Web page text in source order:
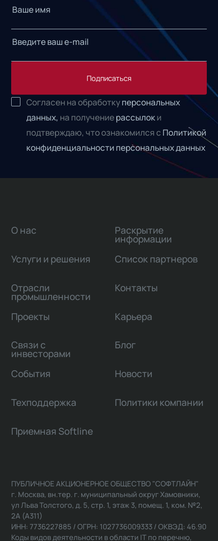
Подписаться
Согласен на обработкуперсональных
данных, на получениерассылоки
подтверждаю, что ознакомился с Политикой
конфиденциальности персональных данных
О нас
Услуги и решения
Отрасли
промышленности
Проекты
Связи с
инвесторами
Раскрытие
информации
Список партнеров
Контакты
Карьера
Блог
События Новости
Техподдержка Политики компании
Приемная Softline
ПУБЛИЧНОЕ АКЦИОНЕРНОЕ ОБЩЕСТВО "СОФТЛАЙН"
г. Москва, вн.тер. г. муниципальный округ Хамовники,
ул Льва Толстого, д. 5, стр. 1, этаж 3, помещ. 1, ком. №2,
2А (А311)
ИНН: 7736227885 / ОГРН: 1027736009333 / ОКВЭД: 46.90
Коды видов деятельности в области IT по перечню,